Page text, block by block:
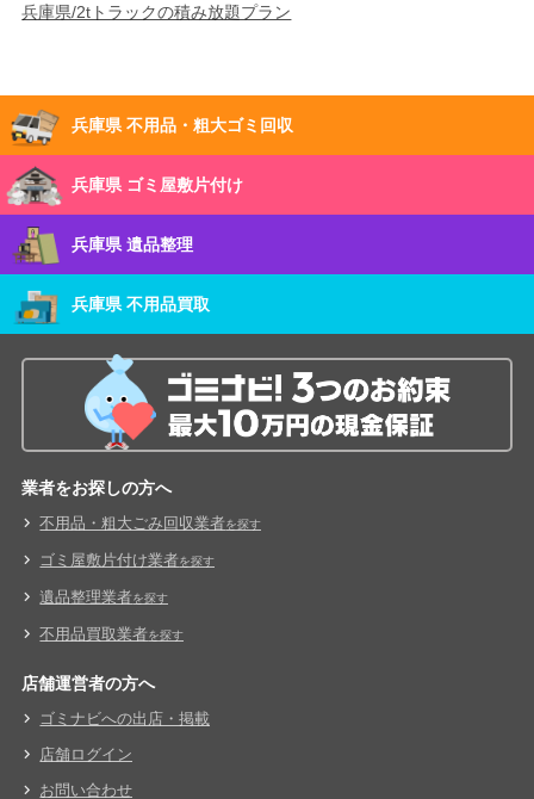
兵庫県/2tトラックの積み放題プラン
兵庫県 不用品・粗大ゴミ回収
兵庫県 ゴミ屋敷片付け
兵庫県 遺品整理
兵庫県 不用品買取
業者をお探しの方へ
不用品・粗大ごみ回収業者を探す
ゴミ屋敷片付け業者を探す
遺品整理業者を探す
不用品買取業者を探す
店舗運営者の方へ
ゴミナビへの出店・掲載
店舗ログイン
お問い合わせ